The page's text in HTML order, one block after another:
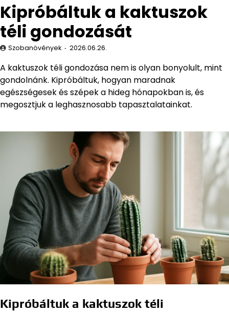
Kipróbáltuk a kaktuszok
téli gondozását
Szobanövények 2026.06.26.
A kaktuszok téli gondozása nem is olyan bonyolult, mint
gondolnánk. Kipróbáltuk, hogyan maradnak
egészségesek és szépek a hideg hónapokban is, és
megosztjuk a leghasznosabb tapasztalatainkat.
Kipróbáltuk a kaktuszok téli